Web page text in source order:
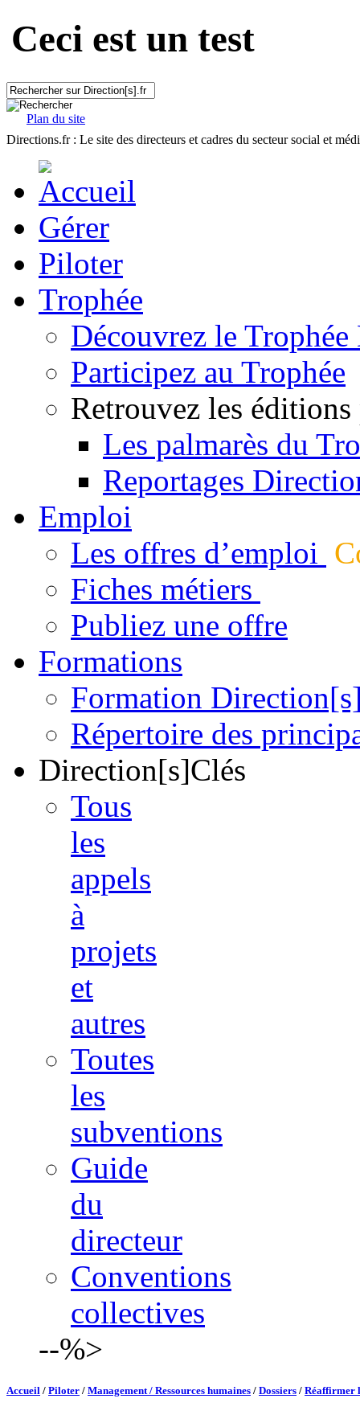
Ceci est un test
Plan du site
Directions.fr : Le site des directeurs et cadres du secteur social et
Gérer
Piloter
Trophée
Découvrez le
Participez au Trophée
Retrouvez les éditions
Les palmarès du
Reportages
Emploi
Les offres d’emploi
Fiches métiers
Publiez une offre
Formations
Formation
Répertoire des
Direction[s]Clés
Tous
les
appels
à
projets
et
autres
Toutes
les
subventions
Guide
du
directeur
Conventions
collectives
--%>
Accueil / Piloter / Management / Ressources humaines / Dossiers / Réaffirmer